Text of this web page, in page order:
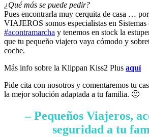
¿Qué más se puede pedir?
Pues encontrarla muy cerquita de casa …
VIAJEROS somos especialistas en
#acontramarcha y tenemos en stock la
que tu pequeño viajero vaya cómodo y
coche.
Más info sobre la Klippan Kiss2 Plus aquí
Pide cita con nosotros y comentaremos tu
la mejor solución adaptada a tu familia. 🙂
– Pequeños Viajeros,
seguridad a tu